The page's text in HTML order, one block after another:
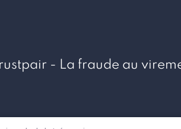
- La fraude au